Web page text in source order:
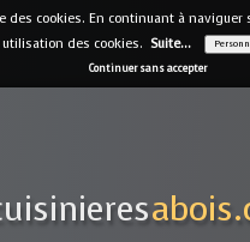
des cookies. En continuant à naviguer
des cookies. Suite...
Continuer sans accepter
Notre offre▼